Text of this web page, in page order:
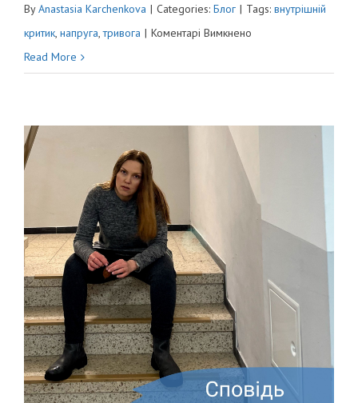
ByAnastasia Karchenkova | Categories: Блог | Tags: внутрішній
критик, напруга,тривога | Коментарі Вимкнено
Read More